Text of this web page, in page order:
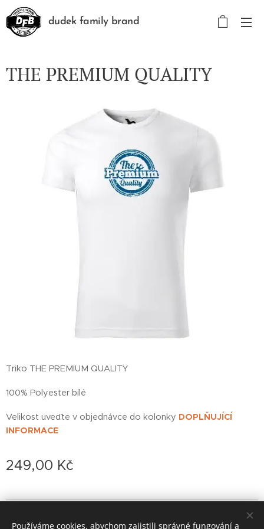
dudek family brand
THE PREMIUM QUALITY
Triko THE PREMIUM QUALITY
100% Polyester bílé
Velikost uveďte v objednávce do kolonky DOPLŇUJÍCÍ
INFORMACE
249,00 Kč
Používáme cookies, abychom zajistili správné fungování a